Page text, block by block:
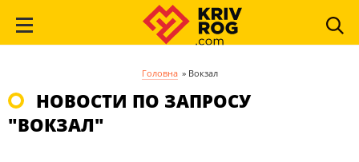
Головна » Вокзал
НОВОСТИ ПО ЗАПРОСУ
"ВОКЗАЛ"